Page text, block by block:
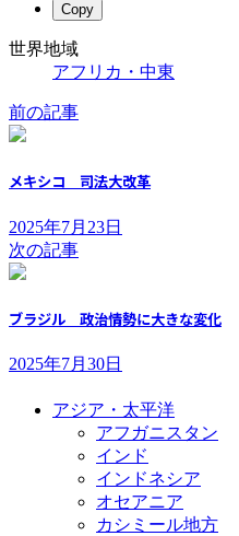
Copy
世界地域
アフリカ・中東
前の記事
メキシコ 司法大改革
2025年7月23日
次の記事
ブラジル 政治情勢に大きな変化
2025年7月30日
アジア・太平洋
アフガニスタン
インド
インドネシア
オセアニア
カシミール地方